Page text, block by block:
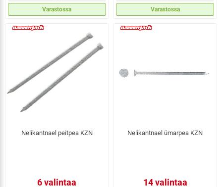
Varastossa Varastossa
Nelikantnael peitpea KZN
6 valintaa
Nelikantnael ümarpea KZN
14 valintaa